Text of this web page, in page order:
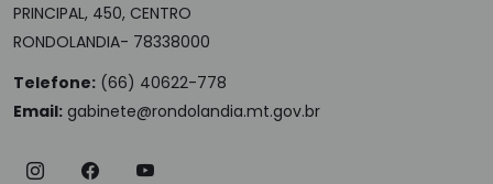
PRINCIPAL, 450, CENTRO
RONDOLANDIA- 78338000
Telefone: (66) 40622-778
Email: gabinete@rondolandia.mt.gov.br